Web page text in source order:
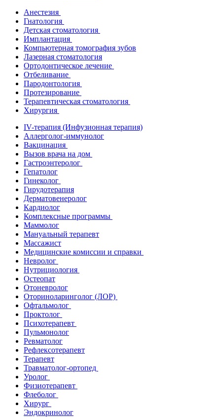
Анестезия
Гнатология
Детская стоматология
Имплантация
Компьютерная томография зубов
Лазерная стоматология
Ортодонтическое лечение
Отбеливание
Пародонтология
Протезирование
Терапевтическая стоматология
Хирургия
IV-терапия (Инфузионная терапия)
Аллерголог-иммунолог
Вакцинация
Вызов врача на дом
Гастроэнтеролог
Гепатолог
Гинеколог
Гирудотерапия
Дерматовенеролог
Кардиолог
Комплексные программы
Маммолог
Мануальный терапевт
Массажист
Медицинские комиссии и справки
Невролог
Нутрициология
Остеопат
Отоневролог
Оториноларинголог (ЛОР)
Офтальмолог
Проктолог
Психотерапевт
Пульмонолог
Ревматолог
Рефлексотерапевт
Терапевт
Травматолог-ортопед
Уролог
Физиотерапевт
Флеболог
Хирург
Эндокринолог